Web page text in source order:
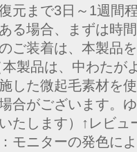
元まで3日～1週間
る場合、まずは時
ご装着は、本製品
製品は、中わたが
した微起毛素材を
合がございます。
たします）↑レビ
モニターの発色に